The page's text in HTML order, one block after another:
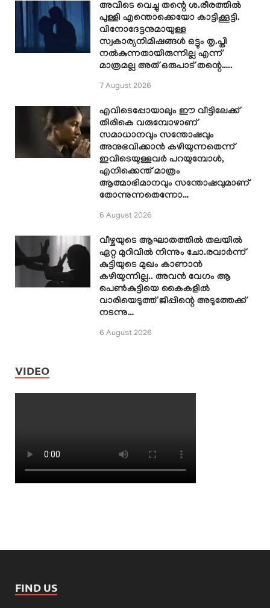
അവിടെ വെച്ചു തന്റെ ശ.രീരത്തിൽ
പുള്ളി എന്തൊക്കെയോ കാട്ടിക്കൂട്ടി.
വിനോദേട്ടനുമായുള്ള
സ്വകാര്യനിമിഷങ്ങൾ ഒട്ടും തൃ.പ്തി
നൽകുന്നതായിരുന്നില്ല എന്ന്
മാത്രമല്ല അത് ഒരുപാട് തന്റെ…..
7 August 2026
എവിടെപ്പോയാലും ഈ വീട്ടിലേക്ക്
തിരികെ വരുമ്പോഴാണ്
സമാധാനവും സന്തോഷവും
അനുഭവിക്കാൻ കഴിയുന്നതെന്ന്
ഇവിടെയുള്ളവർ പറയുമ്പോൾ,
എനിക്കെന്ത് മാത്രം
ആത്മാഭിമാനവും സന്തോഷവുമാണ്
തോന്നുന്നതെന്നോ…
6 August 2026
വീഴ്ചയുടെ ആഘാതത്തിൽ തലയിൽ
ഏറ്റ മുറിവിൽ നിന്നും ചോ.രവാർന്ന്
കുട്ടിയുടെ മുഖം കാണാൻ
കഴിയുന്നില്ല.. അവൻ വേഗം ആ
പെൺകുട്ടിയെ കൈകളിൽ
വാരിയെടുത്ത് ജീപ്പിന്റെ അടുത്തേക്ക്
നടന്നു…
6 August 2026
VIDEO
FIND US